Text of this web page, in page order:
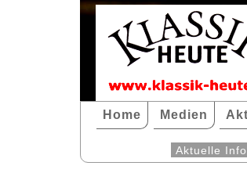
Home Medien
Aktuelle